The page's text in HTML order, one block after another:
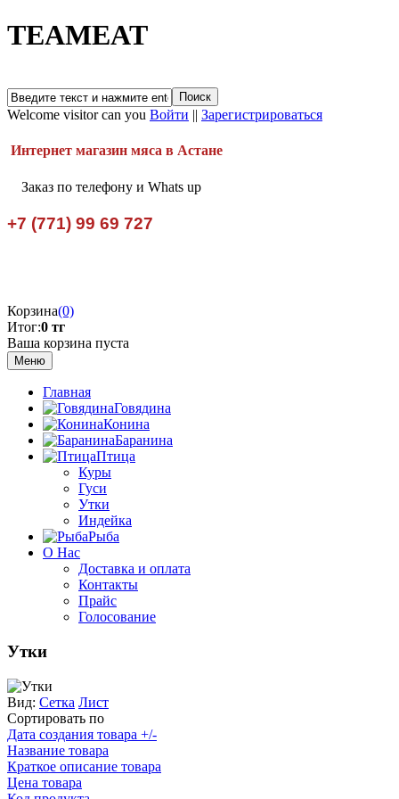
TEAMEAT
Welcome visitor can you Войти || Зарегистрироваться
Интернет магазин мяса в Астане
Заказ по телефону и Whats up
+7 (771) 99 69 727
Корзина(0)
Итог:0 тг
Ваша корзина пуста
Меню
Главная
Говядина
Конина
Баранина
Птица
Куры
Гуси
Утки
Индейка
Рыба
О Нас
Доставка и оплата
Контакты
Прайс
Голосование
Утки
Вид: Сетка Лист
Сортировать по
Дата создания товара +/-
Название товара
Краткое описание товара
Цена товара